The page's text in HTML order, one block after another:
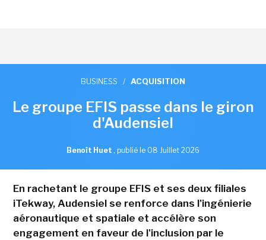
BUSINESS / ACQUISITION
Le groupe EFIS passe dans le giron
d'Audensiel
Benoît Huet , publié le 08 Juillet 2026
En rachetant le groupe EFIS et ses deux filiales
iTekway, Audensiel se renforce dans l'ingénierie
aéronautique et spatiale et accélère son
engagement en faveur de l'inclusion par le